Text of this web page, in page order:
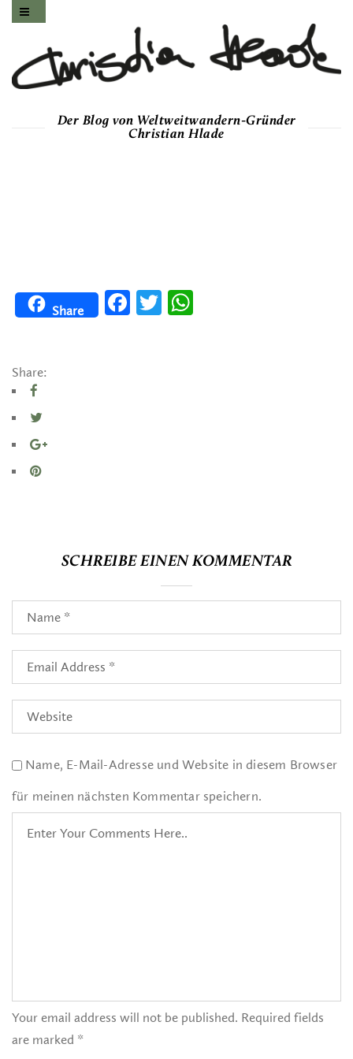
Der Blog von Weltweitwandern-Gründer
Christian Hlade
Share
FacebookTwitter
Share:
SCHREIBE EINEN KOMMENTAR
Name, E-Mail-Adresse und Website in diesem Browser
für meinen nächsten Kommentar speichern.
Your email address will not be published. Required fields
are marked *